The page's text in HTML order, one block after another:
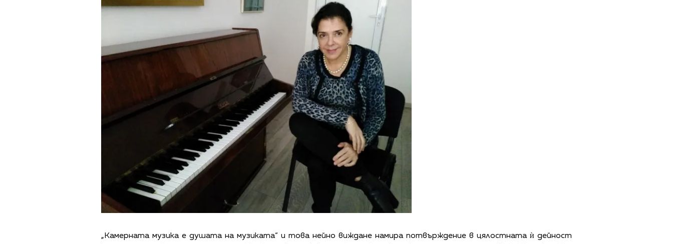
„Камерната музика е душата на музиката“ и това нейно виждане намира потвърждение в цялостната ѝ дейност